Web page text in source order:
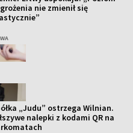
nie zmienił się
„Judu” ostrzega Wilnian.
nalepki z kodami QR na